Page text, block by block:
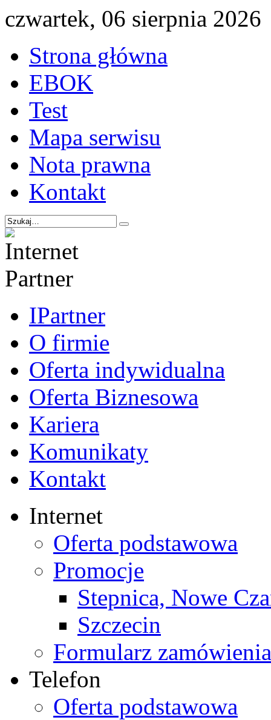
czwartek, 06 sierpnia 2026
Strona główna
EBOK
Test
Mapa serwisu
Nota prawna
Kontakt
IPartner
O firmie
Oferta indywidualna
Oferta Biznesowa
Kariera
Komunikaty
Kontakt
Internet
Oferta podstawowa
Promocje
Stepnica, Nowe
Szczecin
Formularz zamówienia
Telefon
Oferta podstawowa